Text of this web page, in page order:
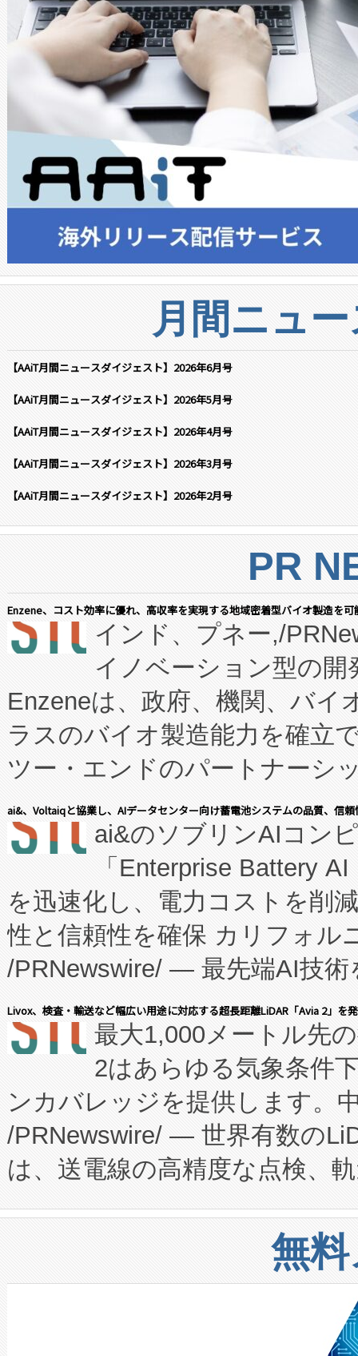
月間ニュ
【AAiT月間ニュースダイジェスト】2026年6月号
【AAiT月間ニュースダイジェスト】2026年5月号
【AAiT月間ニュースダイジェスト】2026年4月号
【AAiT月間ニュースダイジェスト】2026年3月号
【AAiT月間ニュースダイジェスト】2026年2月号
PR
Enzene、コスト効率に優れ、高収率を実現する地域密着型バイオ製造を
インド、プネー,/
イノベーション型の
Enzeneは、政府、機関、バイ
ラスのバイオ製造能力を確立
ツー・エンドのパートナーシ
表しました。 同社の実績ある
manufacturing™ (FCCM™) プ
たNeXは、バイオ医薬品製造
従来のフェッドバッチ施設の
に、患者やサプライチェーン
キー方式で拡張性が高く、持
す。FCCM‑を活用した現地生
患者にとっての費用負担を大
のアクセスを大幅に拡大する
Fully-Connected Continuous
プログラムには、施設設計・
に関する技術移転および知的
構造化トレーニングカリキュ
上げおよび商用化段階におけ
設備整備および立ち上げ調整
加組織は、Enzeneのバイオ
選定された製品について、自
ai&、Voltaiqと協業し、AIデータセンター向け蓄電池システムの品質、信
ai&のソブリンAIコン
「Enterprise Battery
を迅速化し、電力コストを削
性と信頼性を確保 カリフォル
/PRNewswire/ — 最先端AI技術
会社エーアイ・アンド：本社
President原信平）と、エンタ
ードするVoltaiqは、日本にあ
ーエネルギー貯蔵システム（
た。 Voltaiq独自のAI搭載プラ
定、統合、導入、運用に至る
安全性を追跡し、確保する事
増加しているデータセンター
る電力網に大きな負担をかけ
事業者の負担軽減という課題
系統連系を迅速にし、ピーク
Livox、検査・輸送など幅広い用途に対応する超長距離LiDAR「Avia 2」を
最大1,000メートル先
2はあらゆる気象条件
ンカバレッジを提供します。
/PRNewswire/ — 世界有数の
は、送電線の高精度な点検、
や穀物倉庫におけるバルク材
リューション「Avia 2」を発
したAvia 2は、1,000メート
狭視野のFOVを切り替えるこ
ケーブル、枝などの細かな対
無